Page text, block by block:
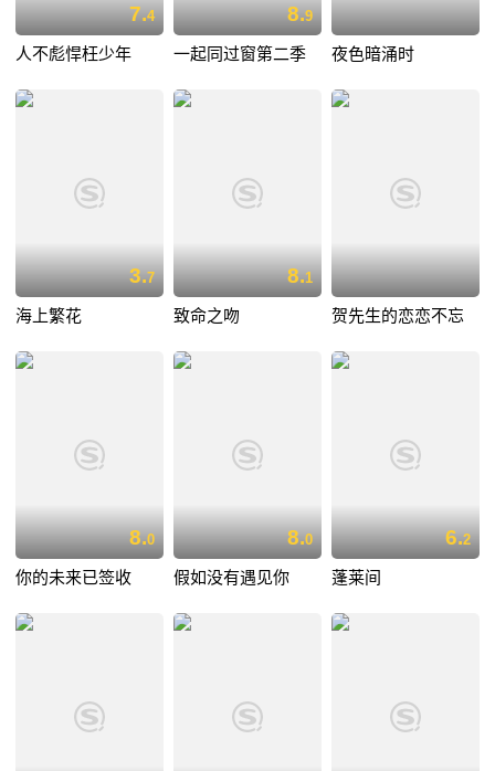
7.4
人不彪悍枉少年
8.9
一起同过窗第二季 夜色暗涌时
3.7
海上繁花
8.1
致命之吻 贺先生的恋恋不忘
8.0
你的未来已签收
8.0
假如没有遇见你
6.2
蓬莱间